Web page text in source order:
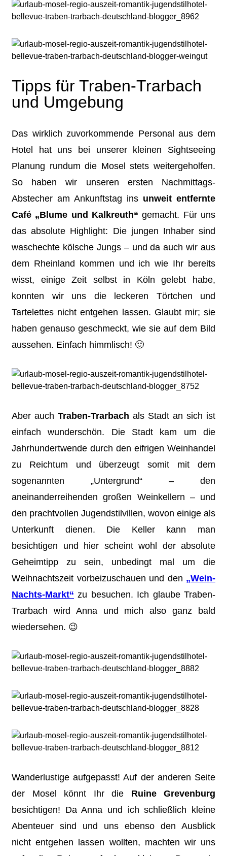
Tipps für Traben-Trarbach
und Umgebung
Das wirklich zuvorkommende Personal aus dem
Hotel hat uns bei unserer kleinen Sightseeing
Planung rundum die Mosel stets weitergeholfen.
So haben wir unseren ersten Nachmittags-
Abstecher am Ankunftstag ins unweit entfernte
Café „Blume und Kalkreuth“ gemacht. Für uns
das absolute Highlight: Die jungen Inhaber sind
waschechte kölsche Jungs – und da auch wir aus
dem Rheinland kommen und ich wie Ihr bereits
wisst, einige Zeit selbst in Köln gelebt habe,
konnten wir uns die leckeren Törtchen und
Tartelettes nicht entgehen lassen. Glaubt mir; sie
haben genauso geschmeckt, wie sie auf dem Bild
aussehen. Einfach himmlisch! 🙂
Aber auch Traben-Trarbach als Stadt an sich ist
einfach wunderschön. Die Stadt kam um die
Jahrhundertwende durch den eifrigen Weinhandel
zu Reichtum und überzeugt somit mit dem
sogenannten „Untergrund“ – den
aneinanderreihenden großen Weinkellern – und
den prachtvollen Jugendstilvillen, wovon einige als
Unterkunft dienen. Die Keller kann man
besichtigen und hier scheint wohl der absolute
Geheimtipp zu sein, unbedingt mal um die
Weihnachtszeit vorbeizuschauen und den „Wein-
Nachts-Markt“ zu besuchen. Ich glaube Traben-
Trarbach wird Anna und mich also ganz bald
wiedersehen. 😉
Wanderlustige aufgepasst! Auf der anderen Seite
der Mosel könnt Ihr die Ruine Grevenburg
besichtigen! Da Anna und ich schließlich kleine
Abenteuer sind und uns ebenso den Ausblick
nicht entgehen lassen wollten, machten wir uns